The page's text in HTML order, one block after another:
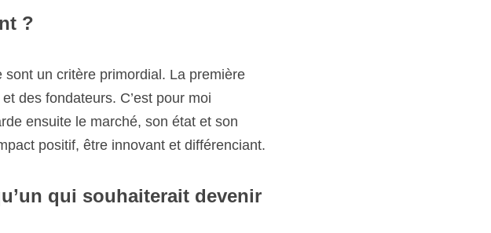
un critère primordial. La première réunion de
son évolution possible, ainsi que le projet,
qui souhaiterait devenir
de l’expertise dans un domaine, on peut